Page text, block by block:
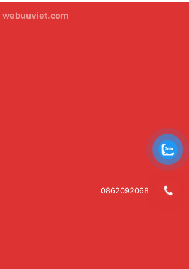
webuuviet.com
0862092068